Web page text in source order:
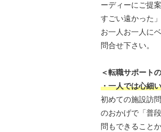
ーディーにご提
すごい遠かった
お一人お一人に
問合せ下さい。
＜転職サポート
・一人では心細
初めての施設訪
のおかげで「普
問もできること